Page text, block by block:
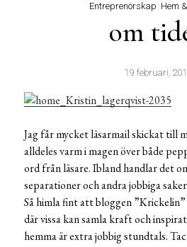
Entreprenörskap Hem
om
19 februari,
Jag får mycket läsarmail skickat till
alldeles varm i magen över både
ord från läsare. Ibland handlar det
separationer och andra jobbiga
Så himla fint att bloggen
där vissa kan samla kraft och
hemma är extra jobbig stundtals.